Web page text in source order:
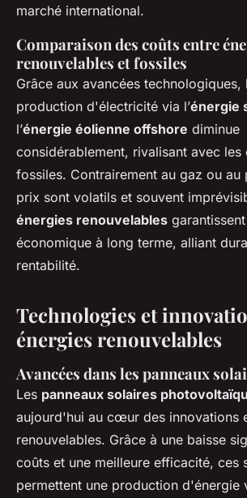
marché international.
Comparaison des coûts entre
renouvelables et fossiles
Grâce aux avancées technologiques,
production d'électricité via l’énergie
l’énergie éolienne offshore diminue
considérablement, rivalisant avec les
fossiles. Contrairement au gaz ou au
prix sont volatils et souvent
énergies renouvelables
économique à long terme, alliant
rentabilité.
Technologies et
énergies renouvelables
Avancées dans les panneaux
Les panneaux solaires
aujourd'hui au cœur des innovations
renouvelables. Grâce à une baisse
coûts et une meilleure efficacité, ces
permettent une production d'énergie